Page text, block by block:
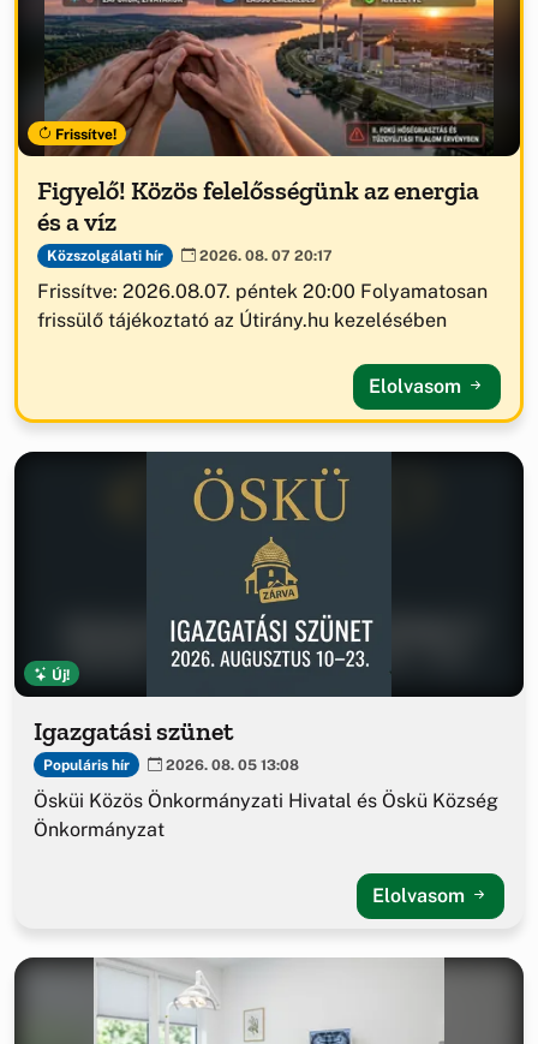
Frissítve!
Figyelő! Közös felelősségünk az energia
és a víz
Közszolgálati hír 2026. 08. 07 20:17
Frissítve: 2026.08.07. péntek 20:00 Folyamatosan
frissülő tájékoztató az Útirány.hu kezelésében
Elolvasom
Új!
Igazgatási szünet
Populáris hír 2026. 08. 05 13:08
Ösküi Közös Önkormányzati Hivatal és Öskü Község
Önkormányzat
Elolvasom